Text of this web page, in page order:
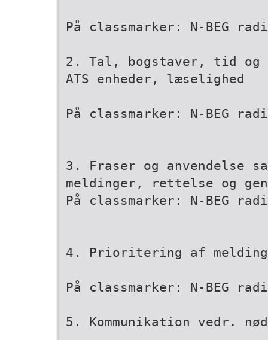
På classmarker: N-BEG
2. Tal, bogstaver, tid
ATS enheder, læselighed
På classmarker: N-BEG
3. Fraser og anvendelse
meldinger, rettelse og
På classmarker: N-BEG
4. Prioritering af
På classmarker: N-BEG
5. Kommunikation vedr.